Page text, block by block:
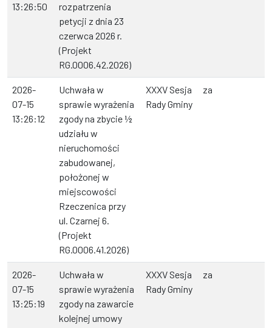
13:26:50
rozpatrzenia
petycji z dnia 23
czerwca 2026 r.
(Projekt
RG.0006.42.2026)
2026-
07-15
13:26:12
Uchwała w
sprawie wyrażenia
zgody na zbycie ½
udziału w
nieruchomości
zabudowanej,
położonej w
miejscowości
Rzeczenica przy
ul. Czarnej 6.
(Projekt
RG.0006.41.2026)
XXXV Sesja
Rady Gminy
za
2026-
07-15
13:25:19
Uchwała w
sprawie wyrażenia
zgody na zawarcie
kolejnej umowy
XXXV Sesja
Rady Gminy
za